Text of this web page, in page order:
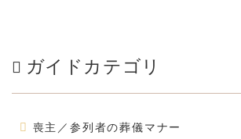
ガイドカテゴリ
喪主／参列者の葬儀マナー